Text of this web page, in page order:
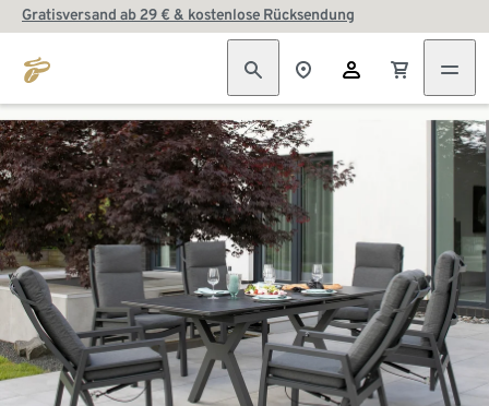
Gratisversand ab 29 € & kostenlose Rücksendung